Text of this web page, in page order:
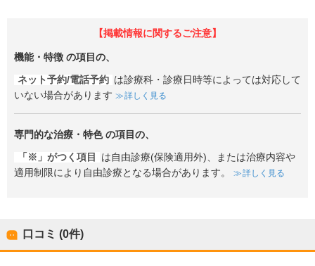
【掲載情報に関するご注意】
機能・特徴 の項目の、
ネット予約/電話予約 は診療科・診療日時等によっては対応して
いない場合があります
詳しく見る
専門的な治療・特色の項目の、
「※」がつく項目
は自由診療(保険適用外)、または治療内容や
適用制限により自由診療となる場合があります。
詳しく見る
口コミ (0件)